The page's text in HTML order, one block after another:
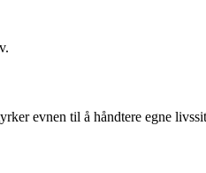
evnen til å håndtere egne